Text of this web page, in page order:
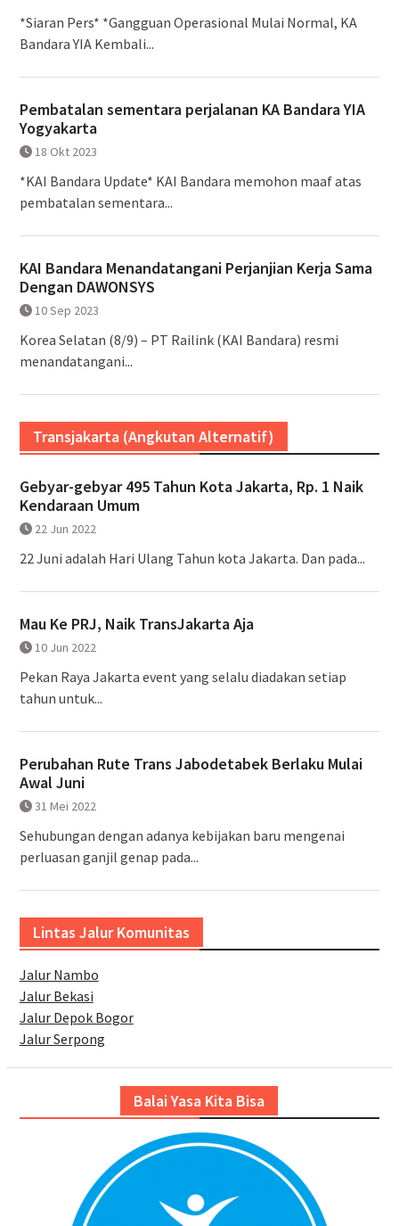
*Siaran Pers* *Gangguan Operasional Mulai Normal, KA
Bandara YIA Kembali...
Pembatalan sementara perjalanan KA Bandara YIA
Yogyakarta
18 Okt 2023
*KAI Bandara Update* KAI Bandara memohon maaf atas
pembatalan sementara...
KAI Bandara Menandatangani Perjanjian Kerja Sama
Dengan DAWONSYS
10 Sep 2023
Korea Selatan (8/9) – PT Railink (KAI Bandara) resmi
menandatangani...
Transjakarta (Angkutan Alternatif)
Gebyar-gebyar 495 Tahun Kota Jakarta, Rp. 1 Naik
Kendaraan Umum
22 Jun 2022
22 Juni adalah Hari Ulang Tahun kota Jakarta. Dan pada...
Mau Ke PRJ, Naik TransJakarta Aja
10 Jun 2022
Pekan Raya Jakarta event yang selalu diadakan setiap
tahun untuk...
Perubahan Rute Trans Jabodetabek Berlaku Mulai
Awal Juni
31 Mei 2022
Sehubungan dengan adanya kebijakan baru mengenai
perluasan ganjil genap pada...
Lintas Jalur Komunitas
Jalur Nambo
Jalur Bekasi
Jalur Depok Bogor
Jalur Serpong
Balai Yasa Kita Bisa